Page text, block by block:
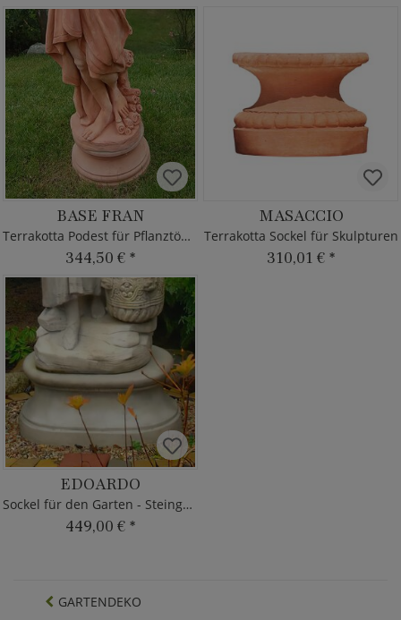
BASE FRAN
Terrakotta Podest für Pflanztöpfe
344,50 € *
MASACCIO
Terrakotta Sockel für Skulpturen
310,01 € *
EDOARDO
Sockel für den Garten - Steinguss
449,00 € *
GARTENDEKO